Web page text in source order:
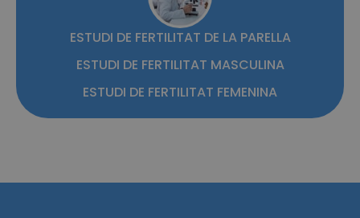
ESTUDI DE FERTILITAT DE LA PARELLA
ESTUDI DE FERTILITAT MASCULINA
ESTUDI DE FERTILITAT FEMENINA